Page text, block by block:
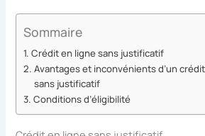
Sommaire
Crédit en ligne sans justificatif
Avantages et inconvénients d’un
sans justificatif
Conditions d’éligibilité